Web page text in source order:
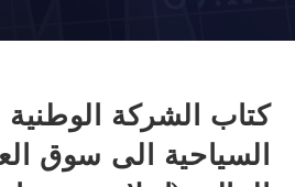
كتاب الشركة الوطنية
السياحية الى سوق